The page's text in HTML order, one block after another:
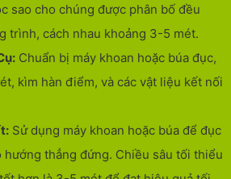
sao cho chúng được phân bố đều
trình, cách nhau khoảng 3-5 mét.
Chuẩn bị máy khoan hoặc búa đục,
kìm hàn điểm, và các vật liệu kết nối
Sử dụng máy khoan hoặc búa để đục
hướng thẳng đứng. Chiều sâu tối thiểu